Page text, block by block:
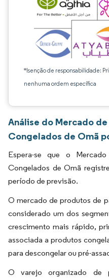
*Isenção de responsabilidade:
nenhuma ordem específica
Análise do Mercado
Congelados de Omã
Espera-se que o
Congelados de Omã
período de previsão.
O mercado de produtos de
considerado um dos
crescimento mais rápido,
associada a produtos
para descongelar ou pré-
O varejo organizado de